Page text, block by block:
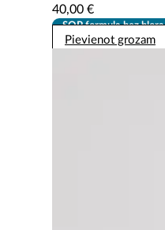
40,00 €
SOP formula bez hlora
Pievienot grozam